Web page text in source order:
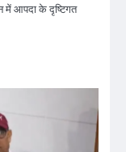
में आपदा के दृष्टिगत